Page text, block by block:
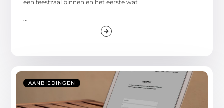
een feestzaal binnen en het eerste wat
AANBIEDINGEN